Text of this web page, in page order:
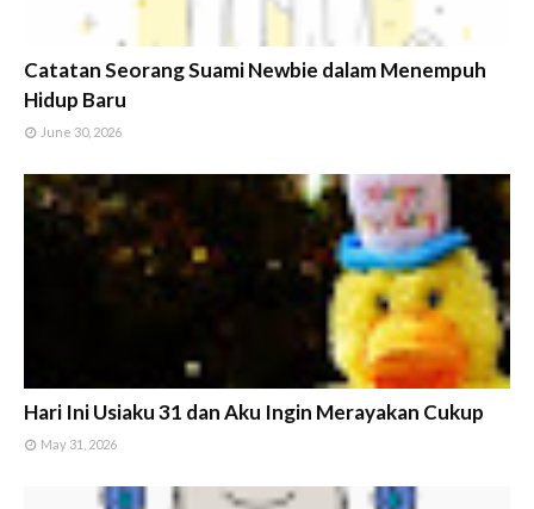
Catatan Seorang Suami Newbie dalam Menempuh
Hidup Baru
June 30, 2026
Hari Ini Usiaku 31 dan Aku Ingin Merayakan Cukup
May 31, 2026